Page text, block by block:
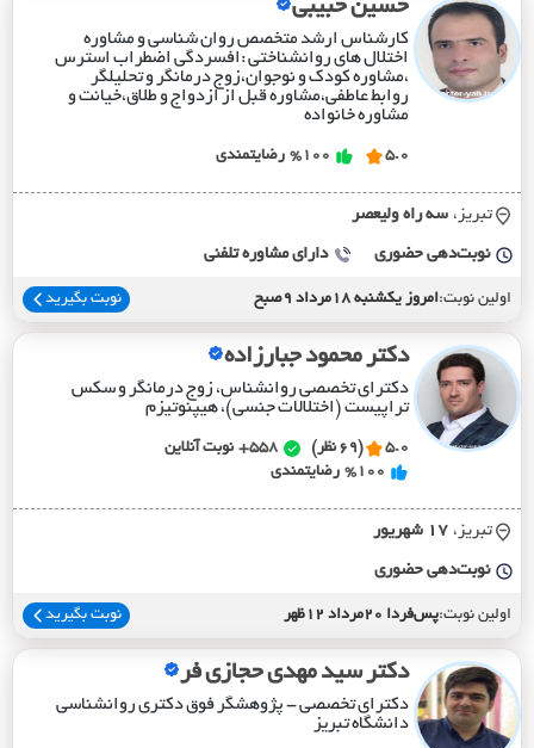
حسین حبیبی
کارشناس ارشد متخصص روان شناسی و مشاوره
اختلال های روانشناختی :افسردگی اضطراب استرس
،مشاوره کودک و نوجوان،زوج درمانگر و تحلیلگر
روابط عاطفی،مشاوره قبل از ازدواج و طلاق،خیانت و
مشاوره خانواده
5.0
%100 رضایتمندی
تبریز، سه راه وليعصر
نوبت‌دهی حضوری دارای مشاوره تلفنی
اولین نوبت:امروز یکشنبه 18مرداد 9صبح نوبت بگیرید
دکتر محمود جبارزاده
دکترای تخصصی روانشناس، زوج درمانگر و سکس
تراپیست (اختلالات جنسی)، هیپنوتیزم
5.0 (69 نظر) 558+
نوبت آنلاین
%100 رضایتمندی
تبریز، 17 شهريور
نوبت‌دهی حضوری
اولین نوبت:پس‌فردا 20مرداد 12ظهر نوبت بگیرید
دکتر سید مهدی حجازی فر
دکترای تخصصی - پژوهشگر فوق دکتری روانشناسی
دانشگاه تبریز